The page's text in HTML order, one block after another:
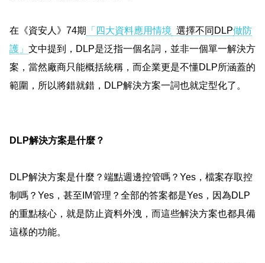
在《資安人》 74期 「四大資料應用情境 選擇不同 DLP做防
護」 文中提到， DLP是泛指一個名詞，並非一個單一解決方
案，當然廠商只能概括統稱，而企業更是不懂DLP所涵蓋的
範圍，所以將錯就錯， DLP解決方案一詞也就定型化了。
DLP解決方案是什麼？
DLP解決方案是什麼？端點週邊控管嗎？ Yes，檔案存取控
制嗎？ Yes，甚至 IM管理？全部的答案都是Yes，因為DLP
的重點核心，就是防止資料外洩，而這些解決方案也都具備
這樣的功能。